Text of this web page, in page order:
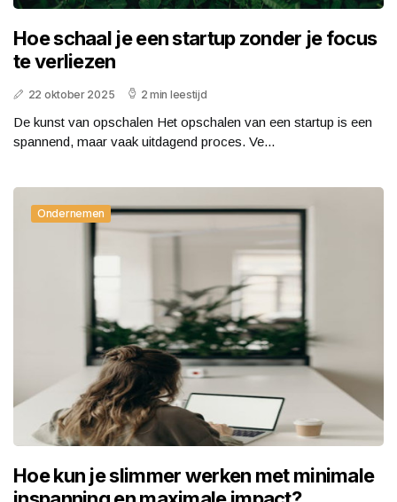
Hoe schaal je een startup zonder je focus
te verliezen
22 oktober 2025 2 min leestijd
De kunst van opschalen Het opschalen van een startup is een
spannend, maar vaak uitdagend proces. Ve...
Ondernemen
Hoe kun je slimmer werken met minimale